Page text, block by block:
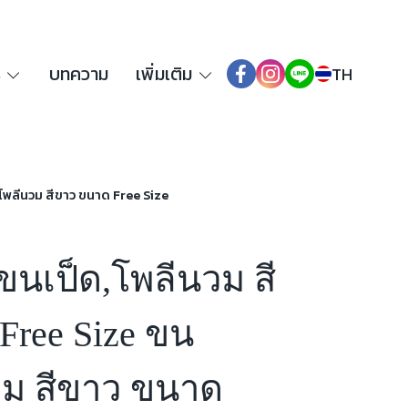
บทความ เพิ่มเติม TH
ลีนวม สีขาว ขนาด Free Size
นเป็ด,โพลีนวม สี
Size ขน
สีขาว ขนาด